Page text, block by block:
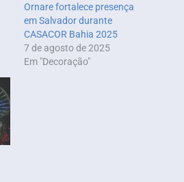
Ornare fortalece presença
em Salvador durante
CASACOR Bahia 2025
7 de agosto de 2025
Em "Decoração"